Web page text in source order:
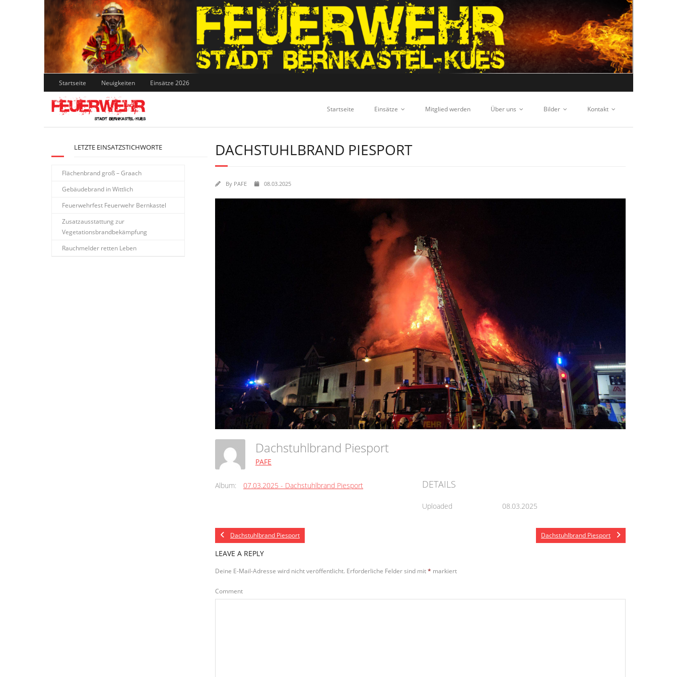
Skip
to
content
Startseite Neuigkeiten Einsätze 2026
Startseite Einsätze Mitglied werden Über uns Bilder Kontakt
DACHSTUHLBRAND PIESPORT
By PAFE 08.03.2025
Dachstuhlbrand Piesport
PAFE
Album: 07.03.2025 - Dachstuhlbrand Piesport DETAILS
Uploaded 08.03.2025
Dachstuhlbrand Piesport Dachstuhlbrand Piesport
LEAVE A REPLY
Deine E-Mail-Adresse wird nicht veröffentlicht. Erforderliche Felder sind mit* markiert
Comment
LETZTE EINSATZSTICHWORTE
Flächenbrand groß – Graach
Gebäudebrand in Wittlich
Feuerwehrfest Feuerwehr Bernkastel
Zusatzausstattung zur
Vegetationsbrandbekämpfung
Rauchmelder retten Leben